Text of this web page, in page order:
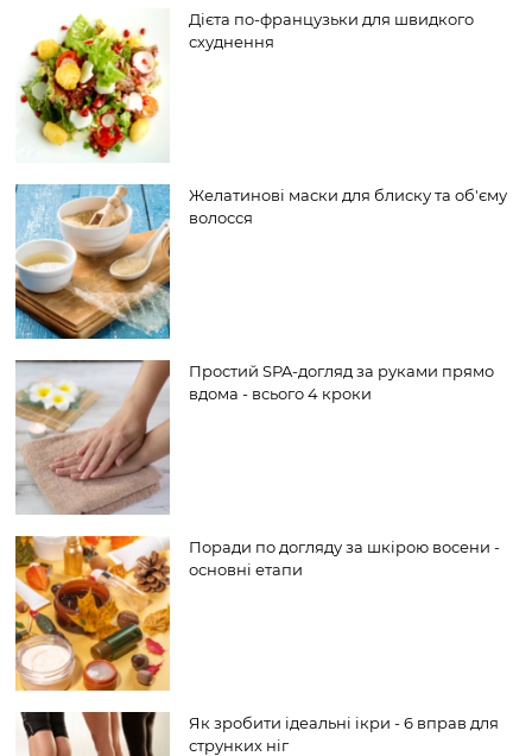
Дієта по-французьки для швидкого
схуднення
Желатинові маски для блиску та об'єму
волосся
Простий SPA-догляд за руками прямо
вдома - всього 4 кроки
Поради по догляду за шкірою восени -
основні етапи
Як зробити ідеальні ікри - 6 вправ для
струнких ніг